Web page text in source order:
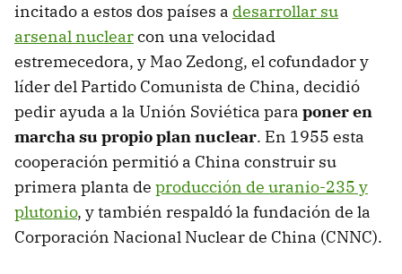
incitado a estos dos países a desarrollar su
arsenal nuclearcon una velocidad
estremecedora, y Mao Zedong, el cofundador y
líder del Partido Comunista de China, decidió
pedir ayuda a la Unión Soviética para poner en
marcha su propio plan nuclear. En 1955 esta
cooperación permitió a China construir su
primera planta de producción de uranio-235 y
plutonio, y también respaldó la fundación de la
Corporación Nacional Nuclear de China (CNNC).